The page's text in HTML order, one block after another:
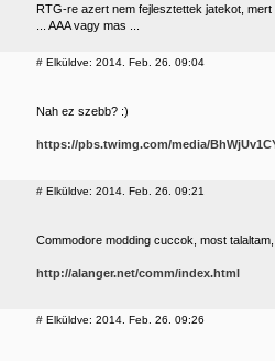
RTG-re azert nem fejlesztettek jatekot,
... AAA vagy mas ...
# Elküldve: 2014. Feb. 26. 09:04
Nah ez szebb? :)
https://pbs.twimg.com/media/
# Elküldve: 2014. Feb. 26. 09:21
Commodore modding cuccok, most
http://alanger.net/comm/index.html
# Elküldve: 2014. Feb. 26. 09:26